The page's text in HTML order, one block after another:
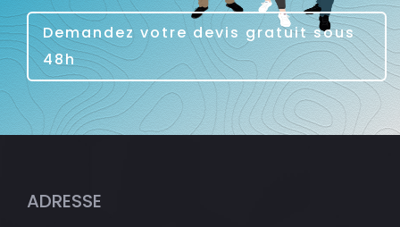
Demandez votre devis gratuit sous
48h
ADRESSE